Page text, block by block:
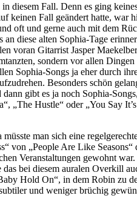
diesem Fall. Denn es ging
Fall geändert hatte, war
oft und gerne auch mit dem
diese alten Sophia-Tage
voran Gitarrist Jasper
sondern vor allen
Sophia-Songs ja eher durch
Besonders schön
gibt es ja noch Sophia-
Hustle“ oder „You Say
man sich eine
„People Are Like
Veranstaltungen gewohnt
bei diesem auralen Overkill
Hold On“, in dem Robin zu
und weniger brüchig